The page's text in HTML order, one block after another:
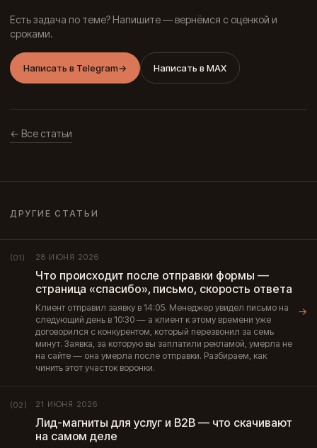
Есть задача по теме? Напишите — вернёмся с оценкой и
сроками.
Написать в Telegram→ Написать в MAX
← Все статьи
ДРУГИЕ СТАТЬИ
(01) 28 ИЮНЯ 2026
Что происходит после отправки формы —
страница «спасибо», письмо, скорость ответа
Клиент отправил заявку в 14:05. Менеджер увидел письмо на
следующий день в 10:30 — а клиент к этому времени уже
договорился с конкурентом, который перезвонил за семь
минут. Заявка, за которую вы заплатили рекламой, умерла не
на сайте — она умерла после отправки. Разбираем, как
чинить этот участок воронки.
→
(02) 21 ИЮНЯ 2026
Лид-магниты для услуг и B2B — что скачивают
на самом деле